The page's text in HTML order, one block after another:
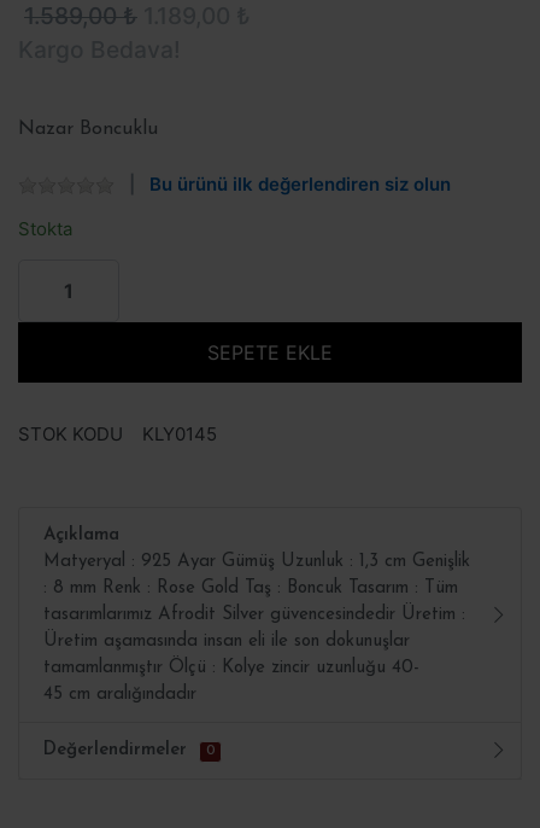
1.589,00 ₺
Nazar Boncuklu
Bu ürünü ilk değerlendiren siz olun
Stokta
SEPETE EKLE
STOK KODU KLY0145
Açıklama
Matyeryal : 925 Ayar Gümüş Uzunluk : 1,3 cm Genişlik
: 8 mm Renk : Rose Gold Taş : Boncuk Tasarım : Tüm
tasarımlarımız Afrodit Silver güvencesindedir Üretim :
Üretim aşamasında insan eli ile son dokunuşlar
tamamlanmıştır Ölçü : Kolye zincir uzunluğu 40-
45 cm aralığındadır
Değerlendirmeler 0